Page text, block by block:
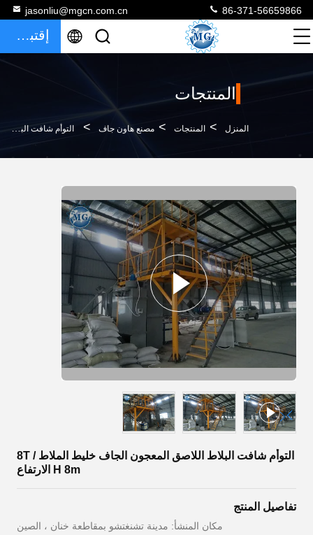
jasonliu@mgcn.com.cn 86-371-56659866
إقتباس
المنتجات
المنزل > المنتجات > مصنع هاون جاف > التوأم شافت البلاط اللاصق المعجون الجاف خليط الملاط 8T / H 8m الارتفاع
التوأم شافت البلاط اللاصق المعجون الجاف خليط الملاط 8T /
H 8m الارتفاع
تفاصيل المنتج
مكان المنشأ: مدينة تشنغتشو بمقاطعة خنان ، الصين